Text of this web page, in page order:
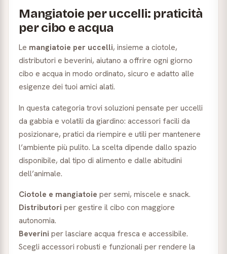
Mangiatoie per uccelli: praticità
per cibo e acqua
Le mangiatoie per uccelli, insieme a ciotole,
distributori e beverini, aiutano a offrire ogni giorno
cibo e acqua in modo ordinato, sicuro e adatto alle
esigenze dei tuoi amici alati.
In questa categoria trovi soluzioni pensate per uccelli
da gabbia e volatili da giardino: accessori facili da
posizionare, pratici da riempire e utili per mantenere
l’ambiente più pulito. La scelta dipende dallo spazio
disponibile, dal tipo di alimento e dalle abitudini
dell’animale.
Ciotole e mangiatoie per semi, miscele e snack.
Distributori per gestire il cibo con maggiore
autonomia.
Beverini per lasciare acqua fresca e accessibile.
Scegli accessori robusti e funzionali per rendere la